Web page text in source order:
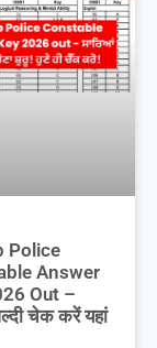
Police
Answer
Out –
चेक करें यहां